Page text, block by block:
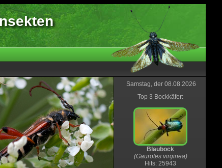
Samstag, der 08.08.2026
Top 3 Bockkäfer:
Blaubock
(Gaurotes virginea)
Hits: 25943